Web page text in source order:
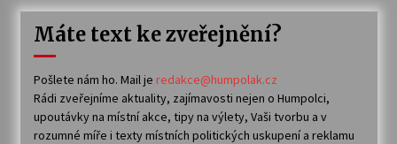
Máte text ke zveřejnění?
Pošlete nám ho. Mail je redakce@humpolak.cz
Rádi zveřejníme aktuality, zajímavosti nejen o Humpolci,
upoutávky na místní akce, tipy na výlety, Vaši tvorbu a v
rozumné míře i texty místních politických uskupení a reklamu